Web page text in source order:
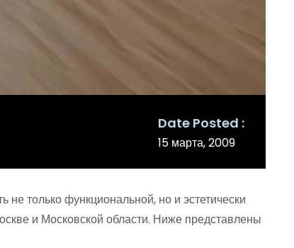
Date Posted
15 марта, 2009
только функциональной, но и эстетически
и Московской области. Ниже представлены